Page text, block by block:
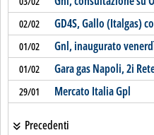
02/02 GD4S, Gallo (Italgas)
01/02 Gnl, inaugurato
01/02 Gara gas Napoli, 2i
29/01 Mercato Italia Gpl
Precedenti